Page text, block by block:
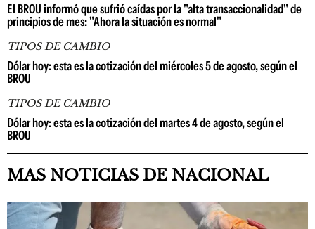
El BROU informó que sufrió caídas por la "alta transaccionalidad" de
principios de mes: "Ahora la situación es normal"
TIPOS DE CAMBIO
Dólar hoy: esta es la cotización del miércoles 5 de agosto, según el
BROU
TIPOS DE CAMBIO
Dólar hoy: esta es la cotización del martes 4 de agosto, según el
BROU
MAS NOTICIAS DE NACIONAL